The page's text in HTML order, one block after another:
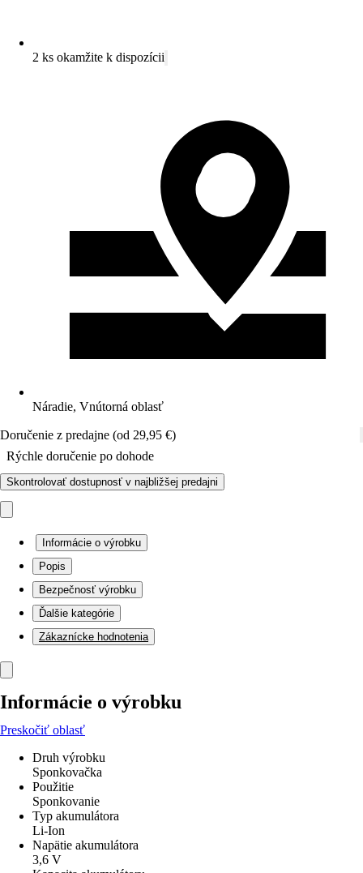
2 ks okamžite k dispozícii
Náradie, Vnútorná oblasť
Doručenie z predajne (od 29,95 €)
Rýchle doručenie po dohode
Skontrolovať dostupnosť v najbližšej predajni
Informácie o výrobku
Popis
Bezpečnosť výrobku
Ďalšie kategórie
Zákaznícke hodnotenia
Informácie o výrobku
Preskočiť oblasť
Druh výrobku
Sponkovačka
Použitie
Sponkovanie
Typ akumulátora
Li-Ion
Napätie akumulátora
3,6 V